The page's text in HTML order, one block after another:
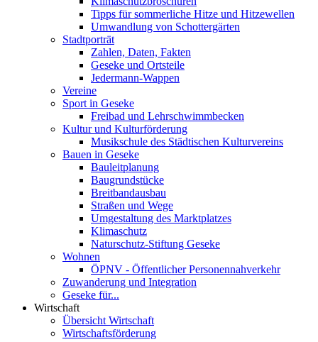
Tipps für sommerliche Hitze und Hitzewellen
Umwandlung von Schottergärten
Stadtporträt
Zahlen, Daten, Fakten
Geseke und Ortsteile
Jedermann-Wappen
Vereine
Sport in Geseke
Freibad und Lehrschwimmbecken
Kultur und Kulturförderung
Musikschule des Städtischen Kulturvereins
Bauen in Geseke
Bauleitplanung
Baugrundstücke
Breitbandausbau
Straßen und Wege
Umgestaltung des Marktplatzes
Klimaschutz
Naturschutz-Stiftung Geseke
Wohnen
ÖPNV - Öffentlicher Personennahverkehr
Zuwanderung und Integration
Geseke für...
Wirtschaft
Übersicht Wirtschaft
Wirtschaftsförderung